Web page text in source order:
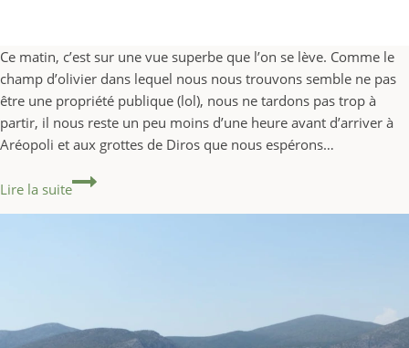
Ce matin, c’est sur une vue superbe que l’on se lève. Comme le
champ d’olivier dans lequel nous nous trouvons semble ne pas
être une propriété publique (lol), nous ne tardons pas trop à
partir, il nous reste un peu moins d’une heure avant d’arriver à
Aréopoli et aux grottes de Diros que nous espérons…
Lire la suite
9ème jour : 9 août 2017 #GRÈCE